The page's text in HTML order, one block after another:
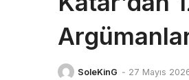
SoleKinG - 27 Mayıs